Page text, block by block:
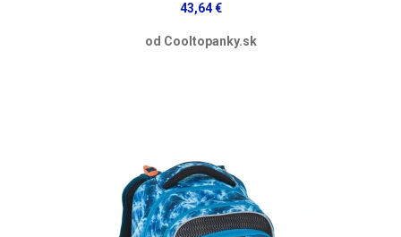
43,64 €
od Cooltopanky.sk